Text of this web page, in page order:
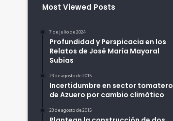
Most Viewed Posts
7 de julio de 2024
Profundidad y Perspicacia en los
Relatos de José María Mayoral
Subias
23 de agosto de 2015
Incertidumbre en sector tomatero
de Azuero por cambio climático
23 de agosto de 2015